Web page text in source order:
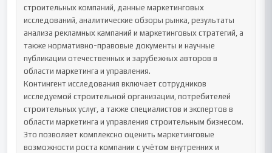
строительных компаний, данные маркетинговых
исследований, аналитические обзоры рынка, результаты
анализа рекламных кампаний и маркетинговых стратегий, а
также нормативно-правовые документы и научные
публикации отечественных и зарубежных авторов в
области маркетинга и управления.
Контингент исследования включает сотрудников
исследуемой строительной организации, потребителей
строительных услуг, а также специалистов и экспертов в
области маркетинга и управления строительным бизнесом.
Это позволяет комплексно оценить маркетинговые
возможности роста компании с учётом внутренних и